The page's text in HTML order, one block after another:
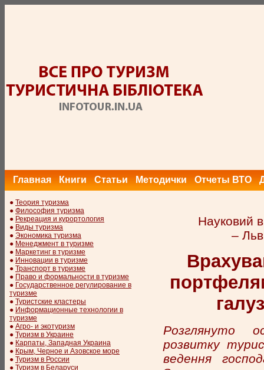
Главная Книги Статьи Методички Отчеты ВТО
● Теория туризма
● Философия туризма
● Рекреация и курортология
● Виды туризма
● Экономика туризма
● Менеджмент в туризме
● Маркетинг в туризме
● Инновации в туризме
● Транспорт в туризме
● Право и формальности в туризме
● Государственное регулирование в
туризме
● Туристские кластеры
● Информационные технологии в
туризме
● Агро- и экотуризм
● Туризм в Украине
● Карпаты, Западная Украина
● Крым, Черное и Азовское море
● Туризм в России
● Туризм в Беларуси
Науковий
–
Розглянуто
розвитку
ведення